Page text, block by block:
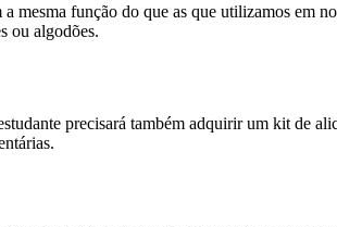
mesma função do que as que utilizamos em
ou algodões.
precisará também adquirir um kit de